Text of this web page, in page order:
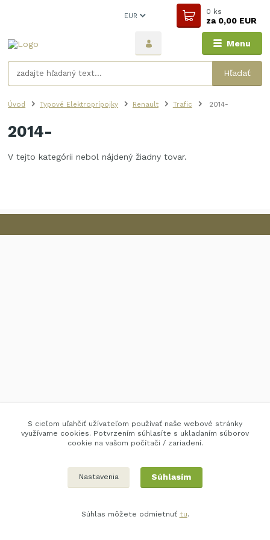
Menu
EUR
Hľadať
0 ks
za0,00 EUR
Úvod Typové Elektroprípojky Renault Trafic 2014-
2014-
V tejto kategórii nebol nájdený žiadny tovar.
S cieľom uľahčiť užívateľom používať naše webové stránky
využívame cookies. Potvrzením súhlasíte s ukladaním súborov
cookie na vašom počítači / zariadení.
Nastavenia Súhlasím
Súhlas môžete odmietnuť tu.